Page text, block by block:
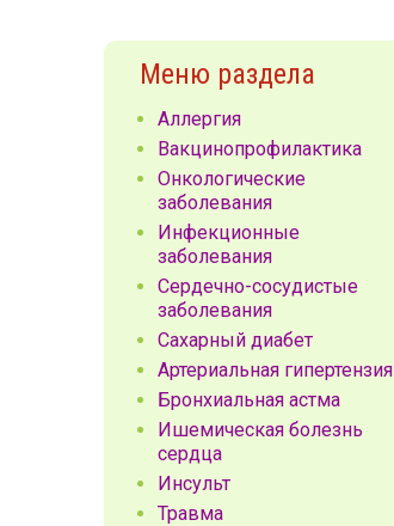
Меню раздела
Аллергия
Вакцинопрофилактика
Онкологические
заболевания
Инфекционные
заболевания
Сердечно-сосудистые
заболевания
Сахарный диабет
Артериальная гипертензия
Бронхиальная астма
Ишемическая болезнь
сердца
Инсульт
Травма